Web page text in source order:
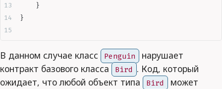
    }
}
В данном случае класс Penguin нарушает
контракт базового класса
Bird . Код, который
ожидает, что любой объект типа
Bird может